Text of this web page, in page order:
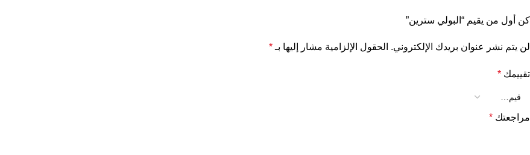
كن أول من يقيم “البولي سترين”
لن يتم نشر عنوان بريدك الإلكتروني. الحقول الإلزامية مشار إليها بـ *
تقييمك *
مراجعتك *